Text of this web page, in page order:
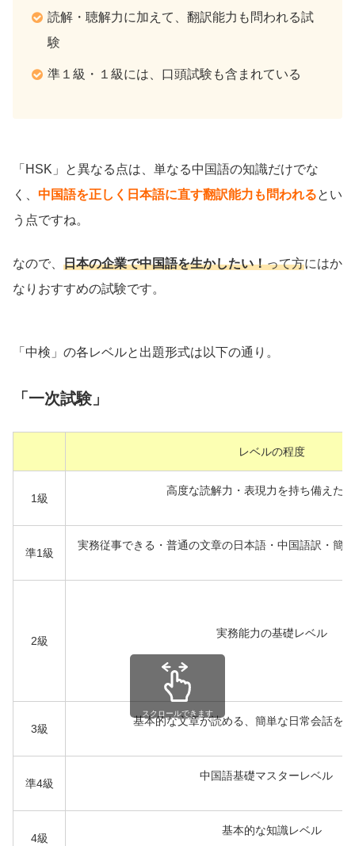
読解・聴解力に加えて、翻訳能力も問われる試
験
準１級・１級には、口頭試験も含まれている
「HSK」と異なる点は、単なる中国語の知識だけでな
く、 中国語を正しく日本語に直す翻訳能力も問われるとい
う点ですね。
なので、 日本の企業で中国語を生かしたい！って方にはか
なりおすすめの試験です。
「中検」の各レベルと出題形式は以下の通り。
「一次試験」
レベルの程度
1級
高度な読解力・表現力を持ち備えた
準1級
実務従事できる・普通の文章の日本語・中国語訳・簡
2級
実務能力の基礎レベル
3級
基本的な文章が読める、簡単な日常会話を
準4級
中国語基礎マスターレベル
4級
基本的な知識レベル
スクロールできます